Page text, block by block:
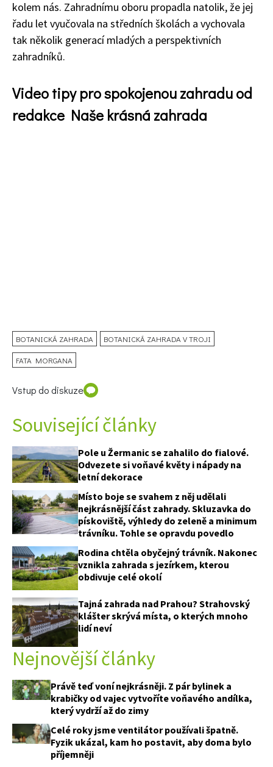
kolem nás. Zahradnímu oboru propadla natolik, že jej
řadu let vyučovala na středních školách a vychovala
tak několik generací mladých a perspektivních
zahradníků.
Video tipy pro spokojenou zahradu od
redakce Naše krásná zahrada
BOTANICKÁ ZAHRADA BOTANICKÁ ZAHRADA V TROJI
FATA MORGANA
Vstup do diskuze
Související články
Pole u Žermanic se zahalilo do fialové.
Odvezete si voňavé květy i nápady na
letní dekorace
Místo boje se svahem z něj udělali
nejkrásnější část zahrady. Skluzavka do
pískoviště, výhledy do zeleně a minimum
trávníku. Tohle se opravdu povedlo
Rodina chtěla obyčejný trávník. Nakonec
vznikla zahrada s jezírkem, kterou
obdivuje celé okolí
Tajná zahrada nad Prahou? Strahovský
klášter skrývá místa, o kterých mnoho
lidí neví
Nejnovější články
Právě teď voní nejkrásněji. Z pár bylinek a
krabičky od vajec vytvoříte voňavého andílka,
který vydrží až do zimy
Celé roky jsme ventilátor používali špatně.
Fyzik ukázal, kam ho postavit, aby doma bylo
příjemněji